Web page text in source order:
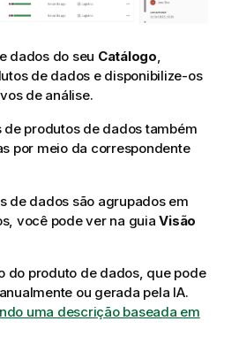
dados do seu Catálogo
de dados e disponibilize-os
de análise.
de produtos de dados também
por meio da correspondente
de dados são agrupados em
você pode ver na guiaVisão
do produto de dados, que pode
ou gerada pela IA.
uma descrição baseada em